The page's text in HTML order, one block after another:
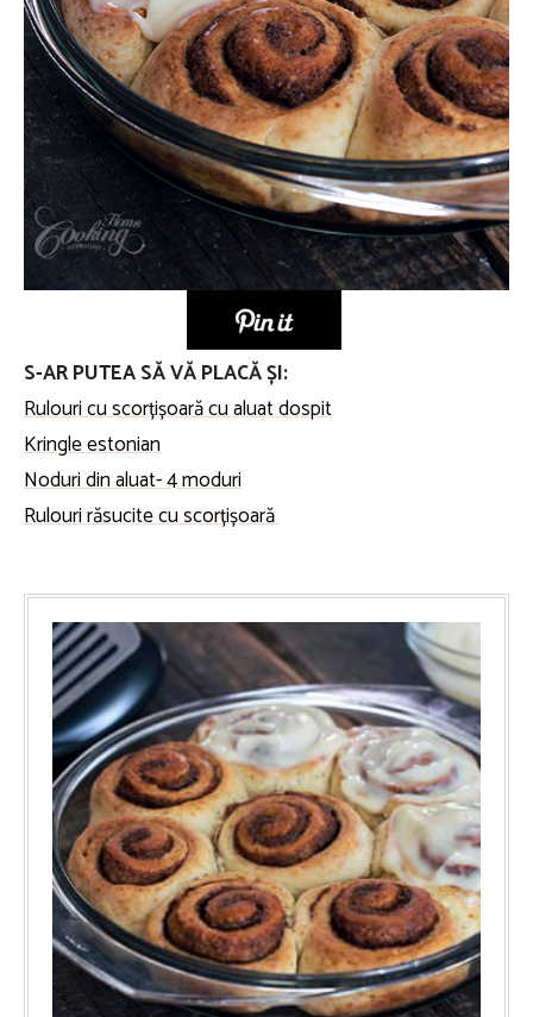
S-AR PUTEA SĂ VĂ PLACĂ ȘI:
Rulouri cu scorțișoară cu aluat dospit
Kringle estonian
Noduri din aluat- 4 moduri
Rulouri răsucite cu scorțișoară